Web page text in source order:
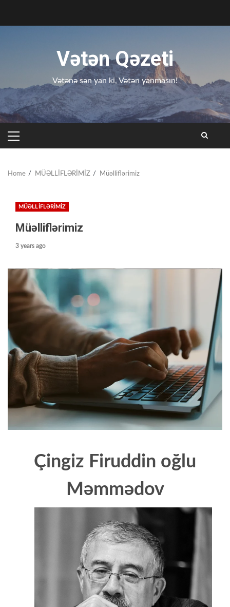
Vətən Qəzeti
Vətənə sən yan ki, Vətən yanmasın!
PRIMARY
MENU
Home MÜƏLLİFLƏRİMİZ Müəlliflərimiz
MÜƏLLİFLƏRİMİZ
Müəlliflərimiz
3 years ago
Çingiz Firuddin oğlu
Məmmədov